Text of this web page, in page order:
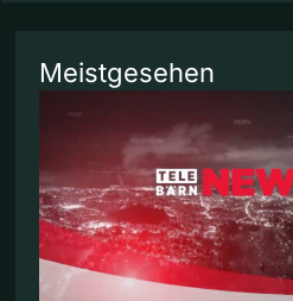
Meistgesehen